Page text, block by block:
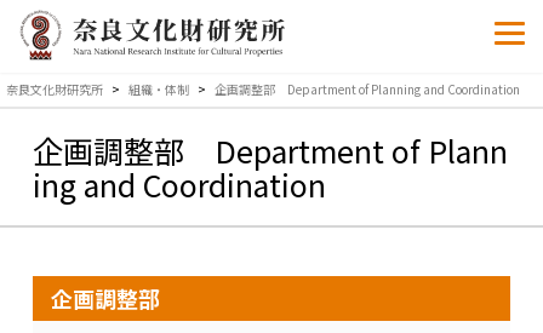
奈良文化財研究所 > 組織・体制 > 企画調整部 Department of Planning and Coordination
企画調整部 Department of Plann
ing and Coordination
企画調整部